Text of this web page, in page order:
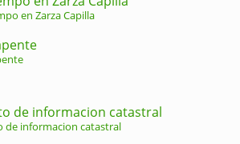
en Zarza Capilla
de informacion catastral
de informacion catastral